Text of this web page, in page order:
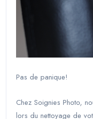
Pas de panique!
Chez Soignies Photo,
lors du nettoyage de